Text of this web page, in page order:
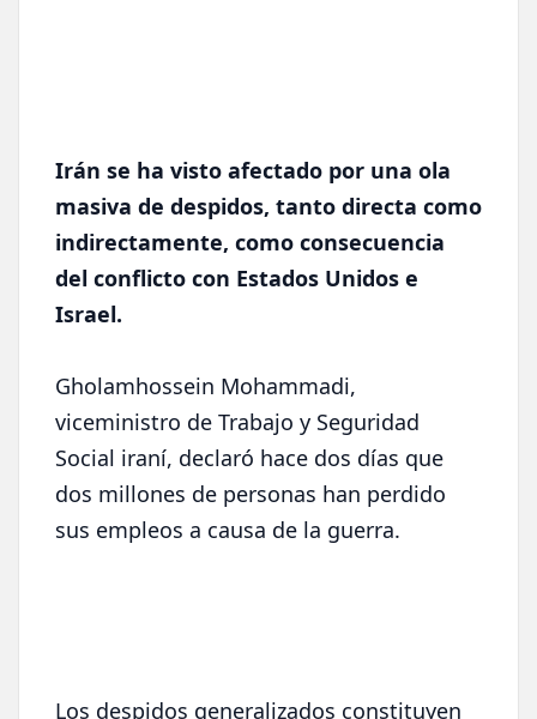
Irán se ha visto afectado por una ola
masiva de despidos, tanto directa como
indirectamente, como consecuencia
del conflicto con Estados Unidos e
Israel.
Gholamhossein Mohammadi,
viceministro de Trabajo y Seguridad
Social iraní, declaró hace dos días que
dos millones de personas han perdido
sus empleos a causa de la guerra.
Los despidos generalizados constituyen